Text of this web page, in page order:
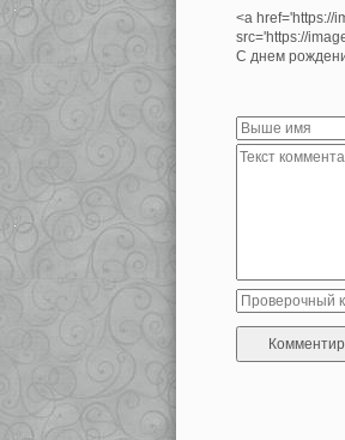
<a href='https://
src='https://
С днем